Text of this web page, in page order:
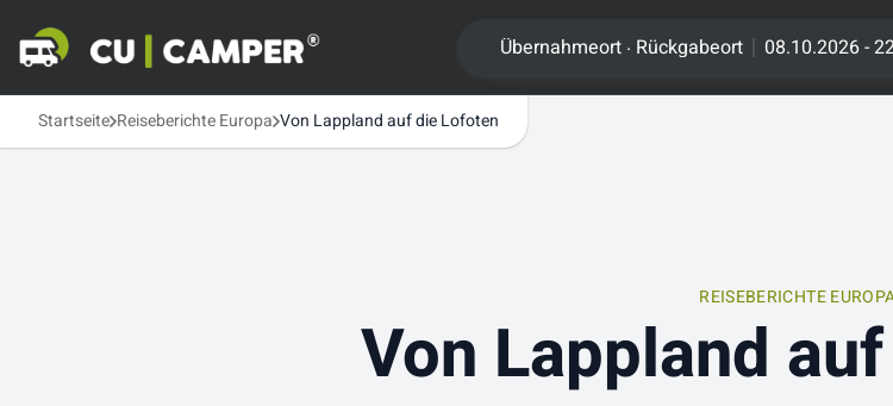
Übernahmeort . Rückgabeort 08.10.2026 -
Startseite Reiseberichte Europa Von Lappland auf die Lofoten
REISEBERICHTE
Von Lappland